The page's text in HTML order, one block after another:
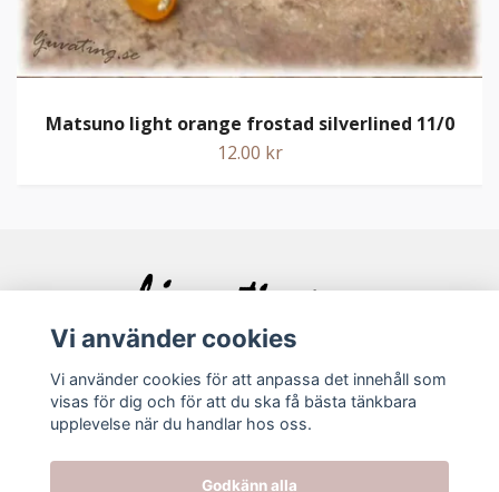
Matsuno light orange frostad silverlined 11/0
12.00 kr
Bolagsinfo
Vi använder cookies
Vi använder cookies för att anpassa det innehåll som
visas för dig och för att du ska få bästa tänkbara
upplevelse när du handlar hos oss.
Godkänn alla